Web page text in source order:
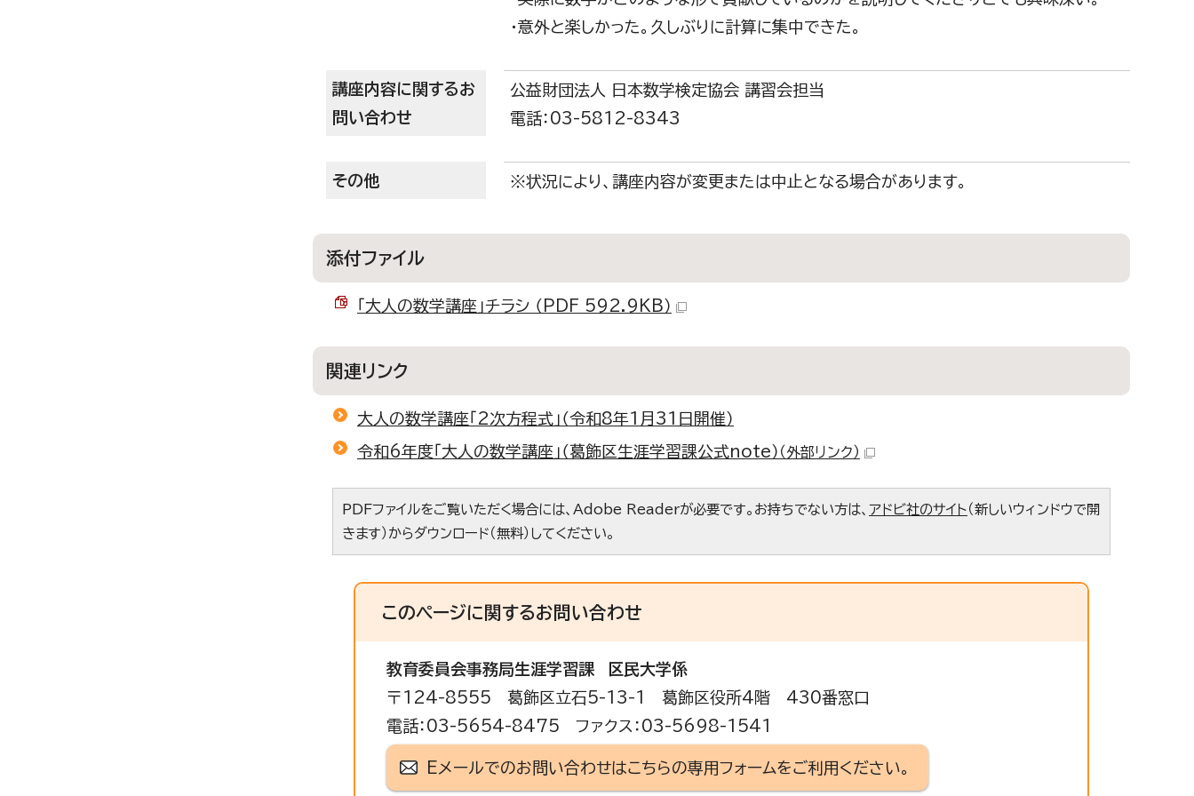
・意外と楽しかった。久しぶりに計算に集中できた。
講座内容に関するお
問い合わせ
公益財団法人 日本数学検定協会 講習会担当
電話：03-5812-8343
その他 ※状況により、講座内容が変更または中止となる場合があります。
添付ファイル
「大人の数学講座」チラシ （PDF 592.9KB）
関連リンク
大人の数学講座「2次方程式」（令和8年1月31日開催）
令和6年度「大人の数学講座」（葛飾区生涯学習課公式note） （外部リンク）
PDFファイルをご覧いただく場合には、Adobe Readerが必要です。お持ちでない方は、 アドビ社のサイト（新しいウィンドウで開
きます）からダウンロード（無料）してください。
このページに関するお問い合わせ
教育委員会事務局生涯学習課
区民大学係
〒124-8555 葛飾区立石5-13-1 葛飾区役所4階 430番窓口
電話：03-5654-8475 ファクス：03-5698-1541
Eメールでのお問い合わせはこちらの専用フォームをご利用ください。